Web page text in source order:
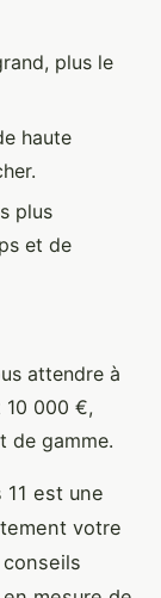
plus le
haute
plus
et de
attendre à
10 000 €,
de gamme.
11 est une
votre